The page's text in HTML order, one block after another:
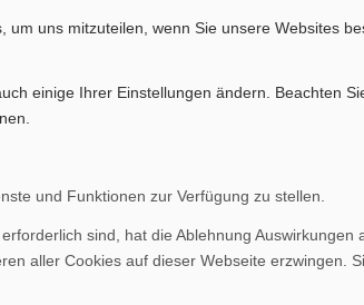
uns mitzuteilen, wenn Sie unsere Websites
einige Ihrer Einstellungen ändern. Beachten
und Funktionen zur Verfügung zu stellen.
sind, hat die Ablehnung
aller Cookies auf dieser Webseite erzwingen.